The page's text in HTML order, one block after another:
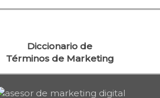
Diccionario de
Términos de Marketing